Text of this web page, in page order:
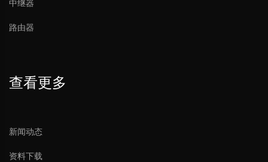
中继器
路由器
查看更多
新闻动态
资料下载